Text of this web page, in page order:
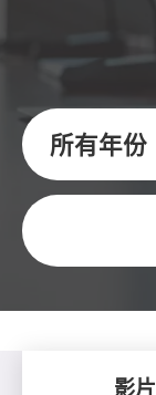
所有年份
关键字
影片